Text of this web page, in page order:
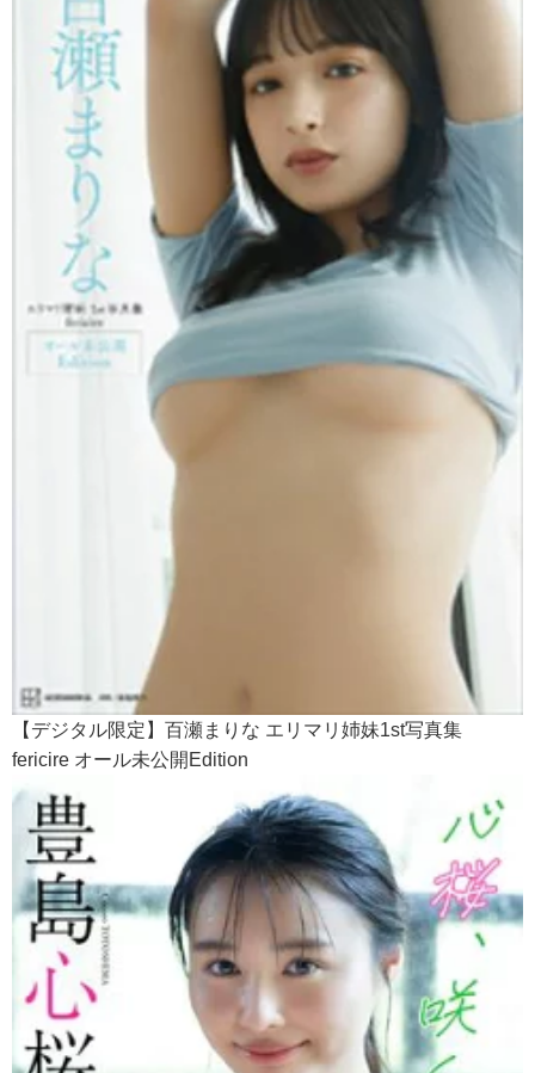
【デジタル限定】百瀬まりな エリマリ姉妹1st写真集
fericire オール未公開Edition